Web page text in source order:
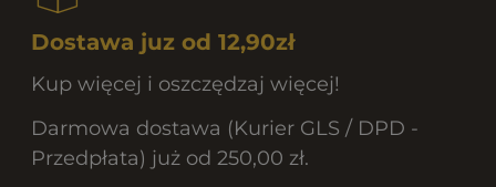
Dostawa juz od 12,90zł
Kup więcej i oszczędzaj więcej!
Darmowa dostawa (Kurier GLS / DPD -
Przedpłata) już od 250,00 zł.